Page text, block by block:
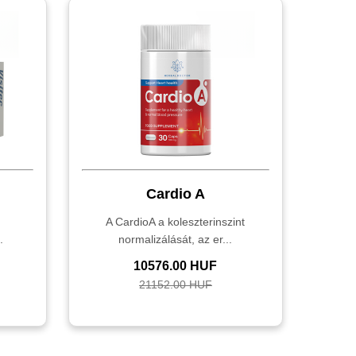
Cardio A
A CardioA a koleszterinszint
normalizálását, az er...
10576.00 HUF
21152.00 HUF